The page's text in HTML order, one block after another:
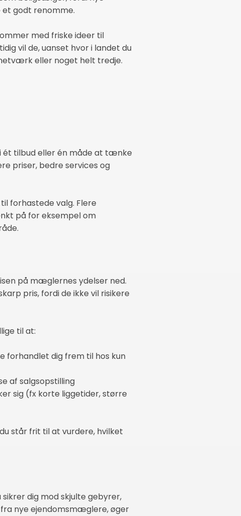
godt renomme.
med friske ideer til
vil de, uanset hvor i landet du
eller noget helt tredje.
ét tilbud eller én måde at tænke
priser, bedre services og
forhastede valg. Flere
på for eksempel om
på mæglernes ydelser ned.
pris, fordi de ikke vil risikere
til at:
forhandlet dig frem til hos kun
af salgsopstilling
sig (fx korte liggetider, større
står frit til at vurdere, hvilket
dig mod skjulte gebyrer,
nye ejendomsmæglere, øger